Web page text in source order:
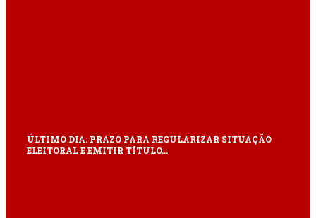
ÚLTIMO DIA: PRAZO PARA REGULARIZAR SITUAÇÃO
ELEITORAL E EMITIR TÍTULO…